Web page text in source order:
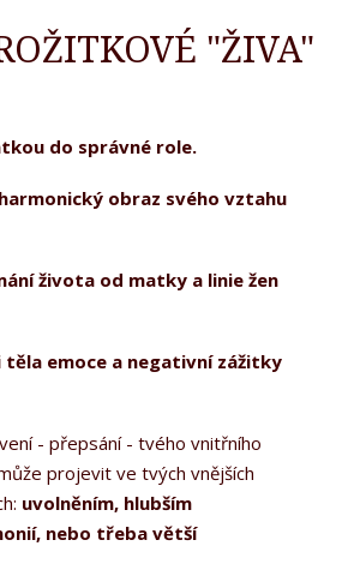
"ŽIVA"
do správné role.
obraz svého vztahu
života od matky a linie žen
těla emoce a negativní zážitky
- přepsání - tvého vnitřního
projevit ve tvých vnějších
uvolněním, hlubším
nebo třeba větší